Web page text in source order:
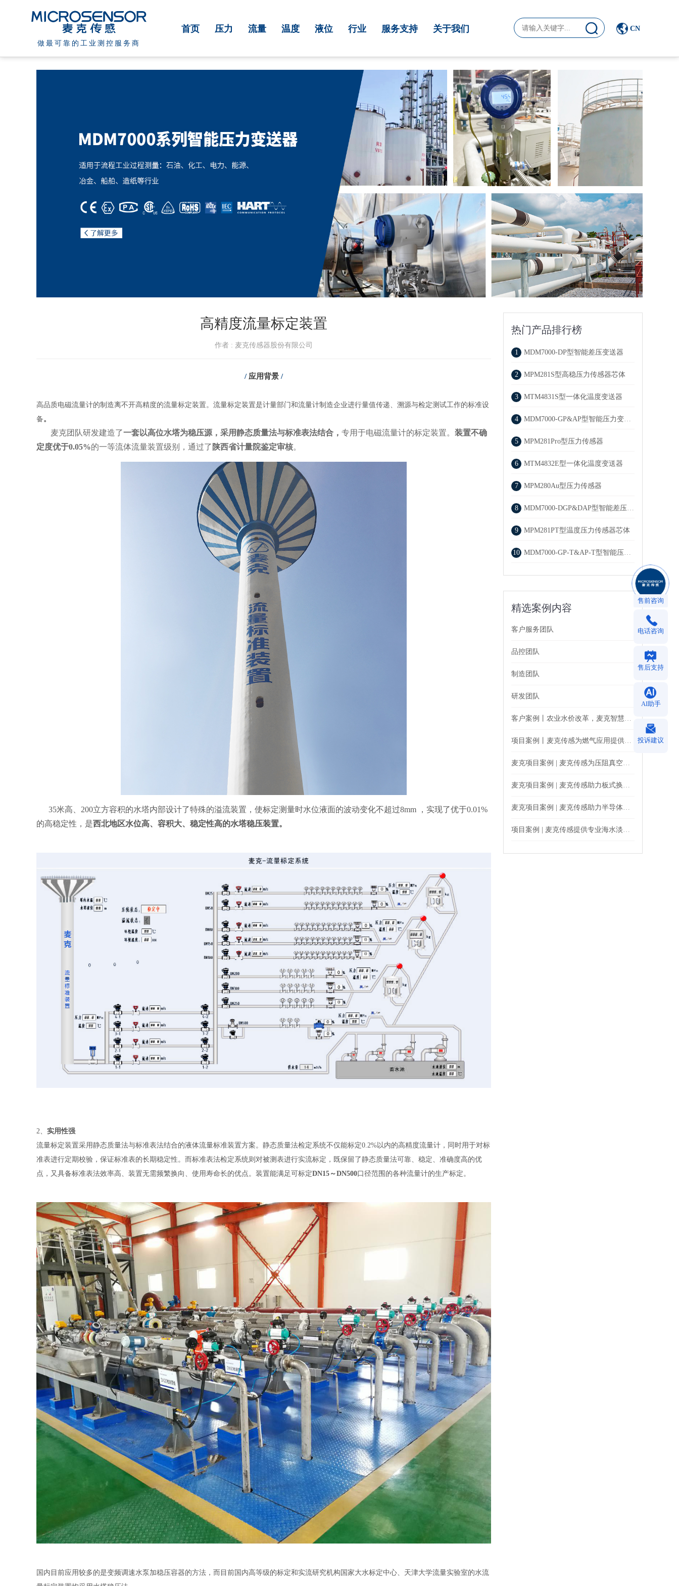
做最可靠的工业测控服务商
CN
首页 压力 流量 温度 液位 行业 服务支持 关于我们
高精度流量标定装置
作者 : 麦克传感器股份有限公司
/ 应用背景 /
高品质电磁流量计的制造离不开高精度的流量标定装置。流量标定装置是计量部门和流量计制造企业进行量值传递、溯源与检定测试工作的标准设
备。
麦克团队研发建造了一套以高位水塔为稳压源，采用静态质量法与标准表法结合， 专用于电磁流量计的标定装置。 装置不确
定度优于0.05%的一等流体流量装置级别，通过了 陕西省计量院鉴定审核。
35米高、200立方容积的水塔内部设计了特殊的溢流装置，使标定测量时水位液面的波动变化不超过8mm ，实现了优于0.01%
的高稳定性，是西北地区水位高、容积大、稳定性高的水塔稳压装置。
2、 实用性强
流量标定装置采用静态质量法与标准表法结合的液体流量标准装置方案。静态质量法检定系统不仅能标定0.2%以内的高精度流量计，同时用于对标
准表进行定期校验，保证标准表的长期稳定性。而标准表法检定系统则对被测表进行实流标定，既保留了静态质量法可靠、稳定、准确度高的优
点，又具备标准表法效率高、装置无需频繁换向、使用寿命长的优点。装置能满足可标定DN15～DN500口径范围的各种流量计的生产标定。
国内目前应用较多的是变频调速水泵加稳压容器的方法，而目前国内高等级的标定和实流研究机构国家大水标定中心、天津大学流量实验室的水流
热门产品排行榜
1 MDM7000-DP型智能差压变送器
2 MPM281S型高稳压力传感器芯体
3 MTM4831S型一体化温度变送器
4 MDM7000-GP&AP型智能压力变送器
5 MPM281Pro型压力传感器
6 MTM4832E型一体化温度变送器
7 MPM280Au型压力传感器
8 MDM7000-DGP&DAP型智能差压变送器
9 MPM281PT型温度压力传感器芯体
10 MDM7000-GP-T&AP-T型智能压力变送器
精选案例内容
客户服务团队
品控团队
制造团队
研发团队
客户案例丨农业水价改革，麦克智慧农业用水应用案例来了
项目案例丨麦克传感为燃气应用提供专业监测产品
麦克项目案例 | 麦克传感为压阻真空计提供精准压力监测
麦克项目案例 | 麦克传感助力板式换热站精准运行
麦克项目案例 | 麦克传感助力半导体等离子水清洁压力监测
项目案例 | 麦克传感提供专业海水淡化设备监测解决方案
售前咨询
电话咨询
售后支持
AI助手
投诉建议